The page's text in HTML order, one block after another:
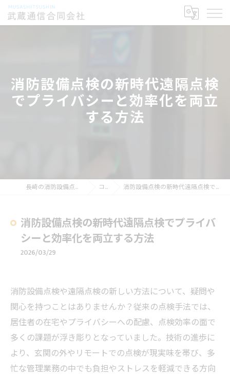
消防設備点検の新時代遠隔点検
でプライバシーと効率化を両立
する方法
長崎の消防設備点検なら武蔵通信合同会社 コラム 消防設備点検の新時代遠隔点検でプライバシーと効率化を両立する方法
消防設備点検の新時代遠隔点検でプライバ
シーと効率化を両立する方法
2026/03/29
消防設備点検や遠隔点検の新しい方法について、疑問や
関心を持つことはありませんか？従来の点検手法では、
居住者の在宅やプライバシーへの配慮、点検効率の面で
多くの課題が浮き彫りとなっていました。技術の進歩に
より、玄関の外やリモートでの点検が現実味を帯び、多
忙な管理業務の中でも負担やストレスを軽減できる方向